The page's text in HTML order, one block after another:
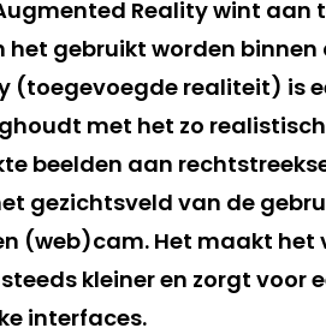
Reality wint aan
het gebruikt worden
(toegevoegde realiteit) is
met het zo
beelden aan
gezichtsveld van de
(web)cam. Het maakt het
kleiner en zorgt voor
interfaces.